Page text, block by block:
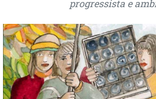
progressista e